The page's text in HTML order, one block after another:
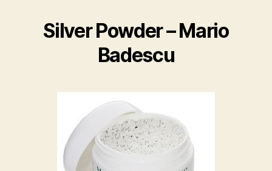
Silver Powder – Mario
Badescu